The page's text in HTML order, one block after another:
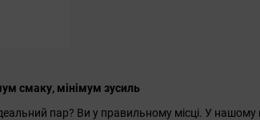
смаку, мінімум зусиль
пар? Ви у правильному місці. У нашому